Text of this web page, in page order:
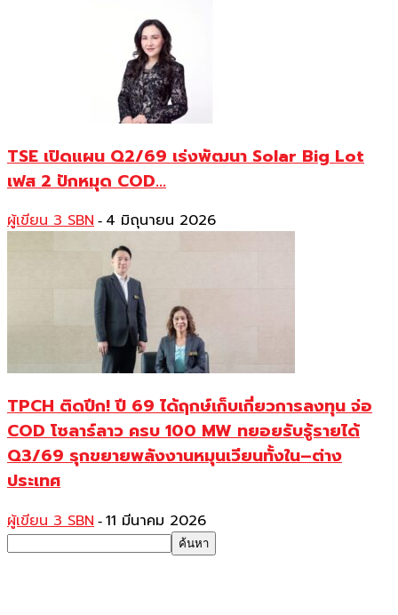
TSE เปิดแผน Q2/69 เร่งพัฒนา Solar Big Lot
เฟส 2 ปักหมุด COD...
ผู้เขียน 3 SBN - 4 มิถุนายน 2026
TPCH ติดปีก! ปี 69 ได้ฤกษ์เก็บเกี่ยวการลงทุน จ่อ
COD โซลาร์ลาว ครบ 100 MW ทยอยรับรู้รายได้
Q3/69 รุกขยายพลังงานหมุนเวียนทั้งใน–ต่าง
ประเทศ
ผู้เขียน 3 SBN - 11 มีนาคม 2026